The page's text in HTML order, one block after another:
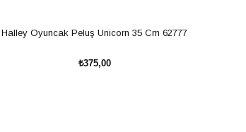
Halley Oyuncak Peluş Unicorn 35 Cm 62777
₺375,00